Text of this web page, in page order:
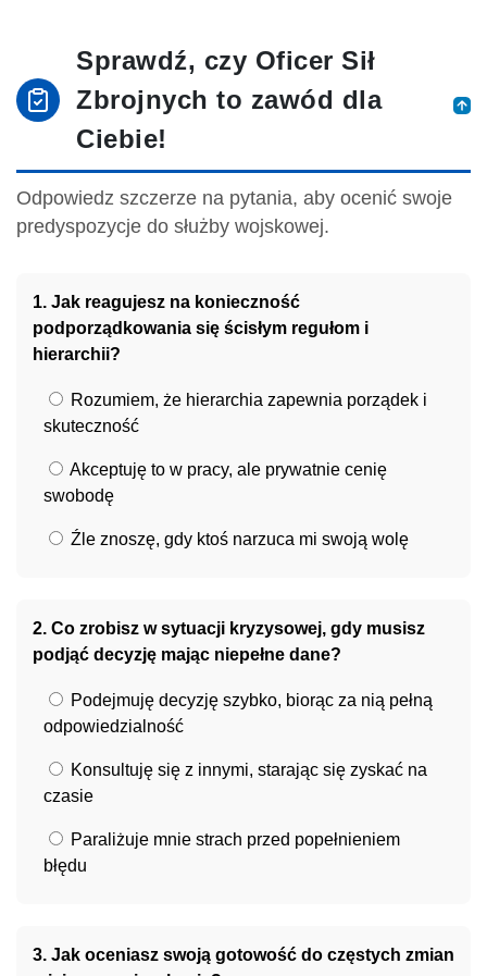
Sprawdź, czy Oficer Sił
Zbrojnych to zawód dla
Ciebie!
Odpowiedz szczerze na pytania, aby ocenić swoje
predyspozycje do służby wojskowej.
1. Jak reagujesz na konieczność
podporządkowania się ścisłym regułom i
hierarchii?
Rozumiem, że hierarchia zapewnia porządek i
skuteczność
Akceptuję to w pracy, ale prywatnie cenię
swobodę
Źle znoszę, gdy ktoś narzuca mi swoją wolę
2. Co zrobisz w sytuacji kryzysowej, gdy musisz
podjąć decyzję mając niepełne dane?
Podejmuję decyzję szybko, biorąc za nią pełną
odpowiedzialność
Konsultuję się z innymi, starając się zyskać na
czasie
Paraliżuje mnie strach przed popełnieniem
błędu
3. Jak oceniasz swoją gotowość do częstych zmian